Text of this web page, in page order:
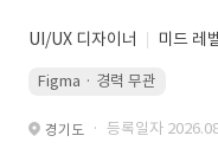
UI/UX 디자이너 미드 레
Figma · 경력 무관
경기도 · 등록일자